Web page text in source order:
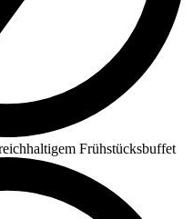
Frühstücksbuffet